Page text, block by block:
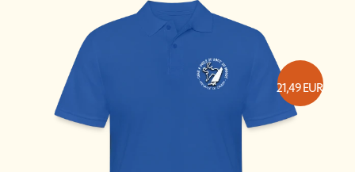
21,49EUR